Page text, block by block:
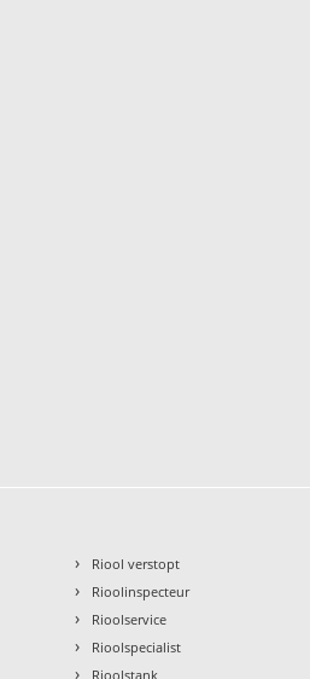
› Riool verstopt
› Rioolinspecteur
› Rioolservice
› Rioolspecialist
› Rioolstank